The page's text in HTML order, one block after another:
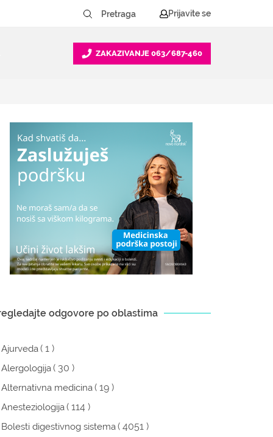
Prijavite se
ZAKAZIVANJE 063/687-460
odgovore po oblastima
Ajurveda( 1 )
Alergologija( 30 )
Alternativna medicina( 19 )
Anesteziologija( 114 )
Bolesti digestivnog sistema( 4051 )